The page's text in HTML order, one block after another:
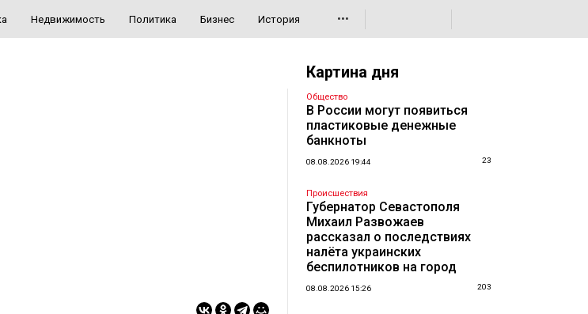
Недвижимость Политика Бизнес История •••
Картина дня
Общество
В России могут появиться
пластиковые денежные
банкноты
08.08.2026 19:44 23
Происшествия
Губернатор Севастополя
Михаил Развожаев
рассказал о последствиях
налёта украинских
беспилотников на город
08.08.2026 15:26 203